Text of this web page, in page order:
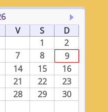
V S
D
1
2
7 8
9
14 15
16
21 22
23
28 29
30